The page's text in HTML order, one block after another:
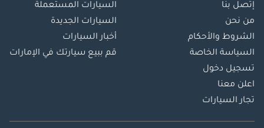
إتصل بنا
من نحن
الشروط والأحكام
السياسة الخاصة
تسجيل دخول
اعلن معنا
تجار السيارات
السيارات المستعملة
السيارات الجديدة
أخبار السيارات
قم ببيع سيارتك في الإمارات